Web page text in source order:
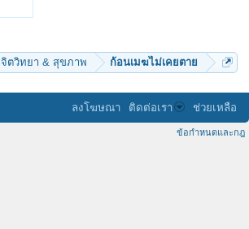
จิตวิทยา & สุขภาพ ก้อนเมฆไม่เคยตาย
ลงโฆษณา ติดต่อเรา ช่วยเหลือ
ข้อกำหนดและกฎ